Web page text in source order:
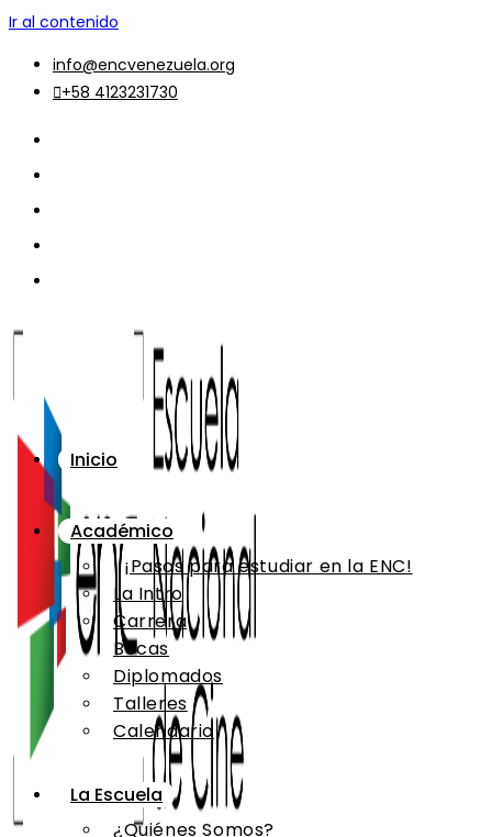
Ir al contenido
info@encvenezuela.org
+58 4123231730
Inicio
Académico
¡Pasos para estudiar en la ENC!
La Intro
Carrera
Becas
Diplomados
Talleres
Calendario
La Escuela
¿Quiénes Somos?